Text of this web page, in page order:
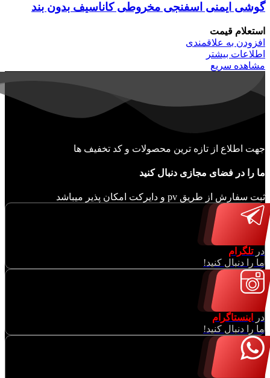
گوشی ایمنی اسفنجی مخروطی کاناسیف بدون بند
استعلام قیمت
افزودن به علاقمندی
اطلاعات بیشتر
مشاهده سریع
جهت اطلاع از تازه ترین محصولات و کد تخفیف ها
ما را در فضای مجازی دنبال کنید
ثبت سفارش از طریق pv و دایرکت امکان پذیر میباشد
درتلگرام
ما را دنبال کنید!
در
اینستاگرام
ما را دنبال کنید!